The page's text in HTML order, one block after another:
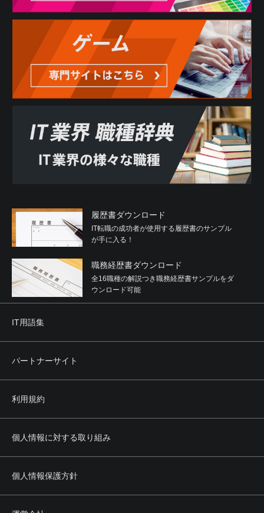
履歴書ダウンロード
IT転職の成功者が使用する履歴書のサンプル
が手に入る！
職務経歴書ダウンロード
全16職種の解説つき職務経歴書サンプルをダ
ウンロード可能
IT用語集
パートナーサイト
利用規約
個人情報に対する取り組み
個人情報保護方針